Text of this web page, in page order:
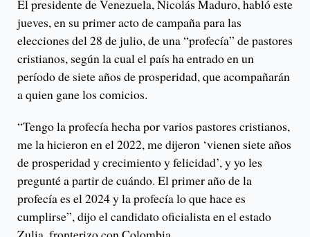
El presidente de Venezuela, Nicolás Maduro, habló este
jueves, en su primer acto de campaña para las
elecciones del 28 de julio, de una “profecía” de pastores
cristianos, según la cual el país ha entrado en un
período de siete años de prosperidad, que acompañarán
a quien gane los comicios.
“Tengo la profecía hecha por varios pastores cristianos,
me la hicieron en el 2022, me dijeron ‘vienen siete años
de prosperidad y crecimiento y felicidad’, y yo les
pregunté a partir de cuándo. El primer año de la
profecía es el 2024 y la profecía lo que hace es
cumplirse”, dijo el candidato oficialista en el estado